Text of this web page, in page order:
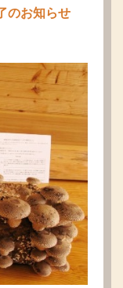
のお知らせ